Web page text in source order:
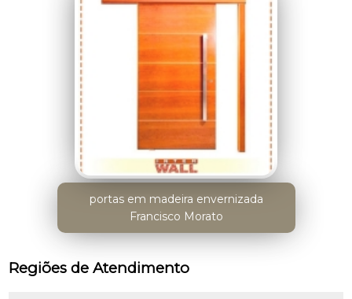
portas em madeira envernizada
Francisco Morato
Regiões de Atendimento